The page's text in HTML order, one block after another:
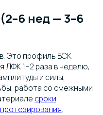
нед — 3–6
Это профиль БСК
ЛФК 1–2 раза в неделю,
и силы,
работа со смежными
сроки
.